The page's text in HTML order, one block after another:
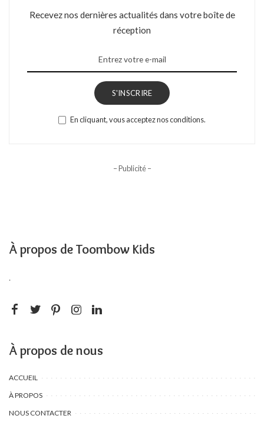
Recevez nos dernières actualités dans votre boîte de
réception
S'INSCRIRE
En cliquant, vous acceptez nos conditions.
– Publicité –
À propos de Toombow Kids
.
À propos de nous
ACCUEIL
À PROPOS
NOUS CONTACTER